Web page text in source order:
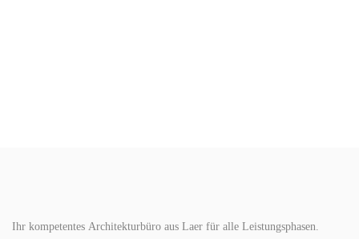
Ihr kompetentes Architekturbüro aus Laer für alle Leistungsphasen.